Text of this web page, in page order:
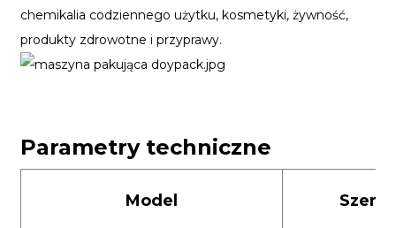
chemikalia codziennego użytku, kosmetyki, żywność,
produkty zdrowotne i przyprawy.
Parametry techniczne
Model